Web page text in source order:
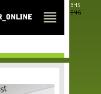
BHS
ENG